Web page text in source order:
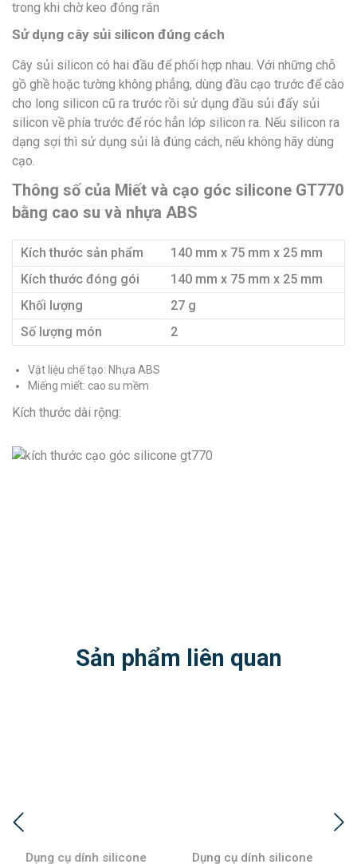
trong khi chờ keo đóng rắn
Sử dụng cây sủi silicon đúng cách
Cây sủi silicon có hai đầu để phối hợp nhau. Với những chỗ
gồ ghề hoặc tường không phẳng, dùng đầu cạo trước để cào
cho long silicon cũ ra trước rồi sử dụng đầu sủi đẩy sủi
silicon về phía trước để róc hẳn lớp silicon ra. Nếu silicon ra
dạng sợi thì sử dụng sủi là đúng cách, nếu không hãy dùng
cạo.
Thông số của Miết và cạo góc silicone GT770
bằng cao su và nhựa ABS
Kích thước sản phẩm
140 mm x 75 mm x 25 mm
Kích thước đóng gói
140 mm x 75 mm x 25 mm
Khối lượng
27 g
Số lượng món
2
Vật liệu chế tạo: Nhựa ABS
Miếng miết: cao su mềm
Kích thước dài rộng:
Sản phẩm liên quan
Dụng cụ dính silicone Dụng cụ dính silicone